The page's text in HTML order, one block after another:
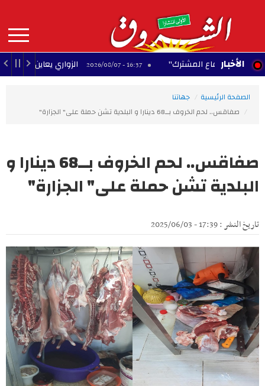
contenu
principal
MAIN
NAVIGATION الأخبار
للدفاع المشترك" 16:37 - 2026/08/07 الزواري يعاين مدخل العاصمة
الصفحة الرئيسية
جهاتنا
صفاقس.. لحم الخروف بــ68 دينارا و البلدية تشن حملة على" الجزارة"
صفاقس.. لحم الخروف بــ68 دينارا و
البلدية تشن حملة على" الجزارة"
تاريخ النشر : 17:39 - 2025/06/03